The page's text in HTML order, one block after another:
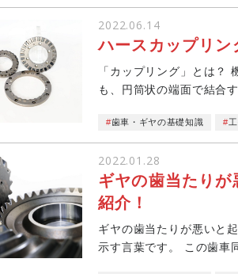
2022.06.14
ハースカップリン
「カップリング」とは？ 機
も、円筒状の端面で結合するカッ
歯車・ギヤの基礎知識
2022.01.28
ギヤの歯当たり
紹介！
ギヤの歯当たりが悪いと
示す言葉です。 この歯車